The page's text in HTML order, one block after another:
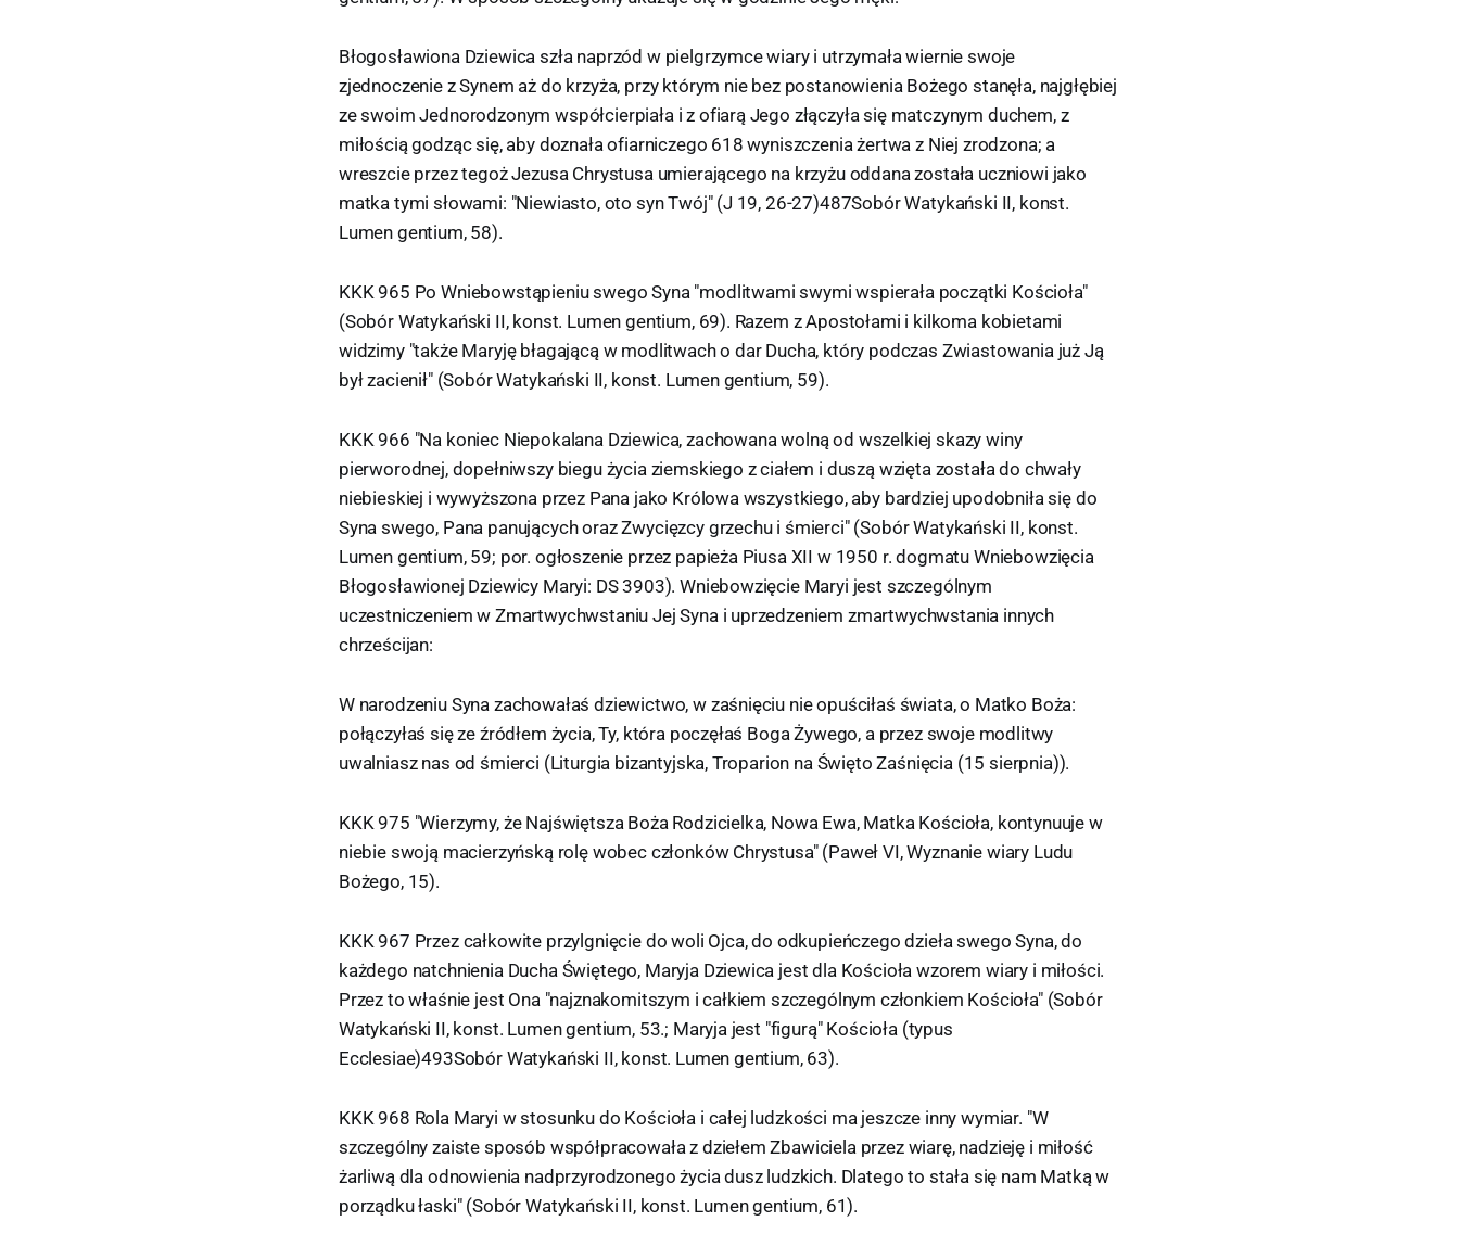
Błogosławiona Dziewica szła naprzód w pielgrzymce wiary i utrzymała wiernie swoje
zjednoczenie z Synem aż do krzyża, przy którym nie bez postanowienia Bożego stanęła, najgłębiej
ze swoim Jednorodzonym współcierpiała i z ofiarą Jego złączyła się matczynym duchem, z
miłością godząc się, aby doznała ofiarniczego 618 wyniszczenia żertwa z Niej zrodzona; a
wreszcie przez tegoż Jezusa Chrystusa umierającego na krzyżu oddana została uczniowi jako
matka tymi słowami: "Niewiasto, oto syn Twój" (J 19, 26-27)487Sobór Watykański II, konst.
Lumen gentium, 58).
KKK 965 Po Wniebowstąpieniu swego Syna "modlitwami swymi wspierała początki Kościoła"
(Sobór Watykański II, konst. Lumen gentium, 69). Razem z Apostołami i kilkoma kobietami
widzimy "także Maryję błagającą w modlitwach o dar Ducha, który podczas Zwiastowania już Ją
był zacienił" (Sobór Watykański II, konst. Lumen gentium, 59).
KKK 966 "Na koniec Niepokalana Dziewica, zachowana wolną od wszelkiej skazy winy
pierworodnej, dopełniwszy biegu życia ziemskiego z ciałem i duszą wzięta została do chwały
niebieskiej i wywyższona przez Pana jako Królowa wszystkiego, aby bardziej upodobniła się do
Syna swego, Pana panujących oraz Zwycięzcy grzechu i śmierci" (Sobór Watykański II, konst.
Lumen gentium, 59; por. ogłoszenie przez papieża Piusa XII w 1950 r. dogmatu Wniebowzięcia
Błogosławionej Dziewicy Maryi: DS 3903). Wniebowzięcie Maryi jest szczególnym
uczestniczeniem w Zmartwychwstaniu Jej Syna i uprzedzeniem zmartwychwstania innych
chrześcijan:
W narodzeniu Syna zachowałaś dziewictwo, w zaśnięciu nie opuściłaś świata, o Matko Boża:
połączyłaś się ze źródłem życia, Ty, która poczęłaś Boga Żywego, a przez swoje modlitwy
uwalniasz nas od śmierci (Liturgia bizantyjska, Troparion na Święto Zaśnięcia (15 sierpnia)).
KKK 975 "Wierzymy, że Najświętsza Boża Rodzicielka, Nowa Ewa, Matka Kościoła, kontynuuje w
niebie swoją macierzyńską rolę wobec członków Chrystusa" (Paweł VI, Wyznanie wiary Ludu
Bożego, 15).
KKK 967 Przez całkowite przylgnięcie do woli Ojca, do odkupieńczego dzieła swego Syna, do
każdego natchnienia Ducha Świętego, Maryja Dziewica jest dla Kościoła wzorem wiary i miłości.
Przez to właśnie jest Ona "najznakomitszym i całkiem szczególnym członkiem Kościoła" (Sobór
Watykański II, konst. Lumen gentium, 53.; Maryja jest "figurą" Kościoła (typus
Ecclesiae)493Sobór Watykański II, konst. Lumen gentium, 63).
KKK 968 Rola Maryi w stosunku do Kościoła i całej ludzkości ma jeszcze inny wymiar. "W
szczególny zaiste sposób współpracowała z dziełem Zbawiciela przez wiarę, nadzieję i miłość
żarliwą dla odnowienia nadprzyrodzonego życia dusz ludzkich. Dlatego to stała się nam Matką w
porządku łaski" (Sobór Watykański II, konst. Lumen gentium, 61).